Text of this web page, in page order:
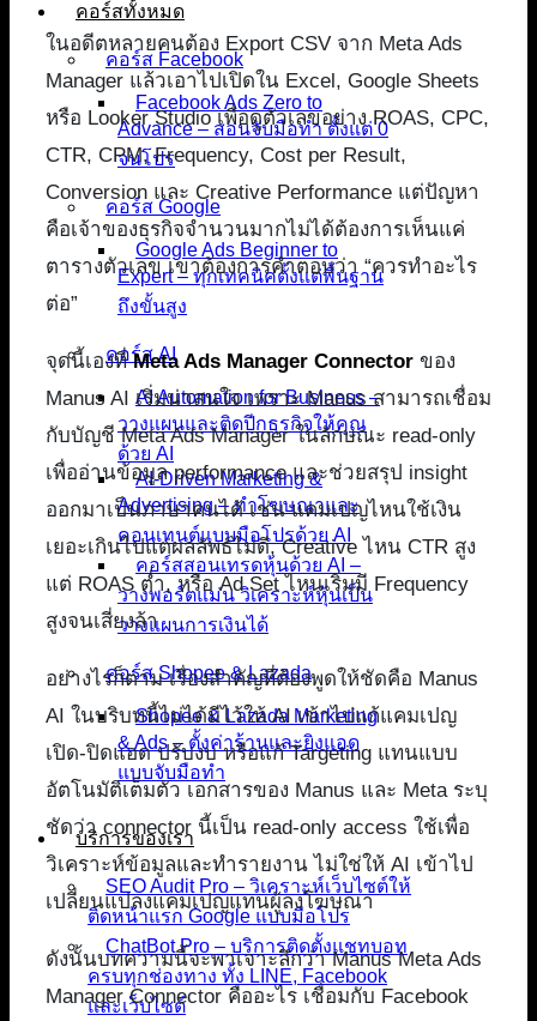
คอร์สทั้งหมด
คอร์ส Facebook
Facebook Ads Zero to
Advance – สอนจับมือทำ ตั้งแต่ 0
จนโปร
คอร์ส Google
Google Ads Beginner to
Expert – ทุกเทคนิคตั้งแต่พื้นฐาน
ถึงขั้นสูง
คอร์ส AI
AI Automation for Business –
วางแผนและติดปีกธุรกิจให้คุณ
ด้วย AI
AI-Driven Marketing &
Advertising – ทำโฆษณาและ
คอนเทนต์แบบมือโปรด้วย AI
คอร์สสอนเทรดหุ้นด้วย AI –
วางพอร์ตแม่น วิเคราะห์หุ้นเป็น
วางแผนการเงินได้
คอร์ส Shopee & Lazada
Shopee & Lazada Marketing
& Ads – ตั้งค่าร้านและยิงแอด
แบบจับมือทำ
บริการของเรา
SEO Audit Pro – วิเคราะห์เว็บไซต์ให้
ติดหน้าแรก Google แบบมือโปร
ChatBot Pro – บริการติดตั้งแชทบอท
ครบทุกช่องทาง ทั้ง LINE, Facebook
และเว็บไซต์
ในอดีตหลายคนต้อง Export CSV จาก Meta Ads
Manager แล้วเอาไปเปิดใน Excel, Google Sheets
หรือ Looker Studio เพื่อดูตัวเลขอย่าง ROAS, CPC,
CTR, CPM, Frequency, Cost per Result,
Conversion และ Creative Performance แต่ปัญหา
คือเจ้าของธุรกิจจำนวนมากไม่ได้ต้องการเห็นแค่
ตารางตัวเลข เขาต้องการคำตอบว่า “ควรทำอะไร
ต่อ”
จุดนี้เองที่Meta Ads Manager Connector ของ
Manus AI เริ่มน่าสนใจ เพราะ Manus สามารถเชื่อม
กับบัญชี Meta Ads Manager ในลักษณะ read-only
เพื่ออ่านข้อมูล performance และช่วยสรุป insight
ออกมาเป็นภาษาคนได้ เช่น แคมเปญไหนใช้เงิน
เยอะเกินไปแต่ผลลัพธ์ไม่ดี, Creative ไหน CTR สูง
แต่ ROAS ต่ำ, หรือ Ad Set ไหนเริ่มมี Frequency
สูงจนเสี่ยงล้า
อย่างไรก็ตาม เรื่องสำคัญที่ต้องพูดให้ชัดคือ Manus
AI ในบริบทนี้ไม่ได้มีไว้ให้ AI เข้าไปแก้แคมเปญ
เปิด-ปิดแอด ปรับงบ หรือแก้ Targeting แทนแบบ
อัตโนมัติเต็มตัว เอกสารของ Manus และ Meta ระบุ
ชัดว่า connector นี้เป็น read-only access ใช้เพื่อ
วิเคราะห์ข้อมูลและทำรายงาน ไม่ใช่ให้ AI เข้าไป
เปลี่ยนแปลงแคมเปญแทนผู้ลงโฆษณา
ดังนั้นบทความนี้จะพาเจาะลึกว่า Manus Meta Ads
Manager Connector คืออะไร เชื่อมกับ Facebook